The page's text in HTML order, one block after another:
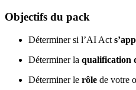
Objectifs du pack
Déterminer si l’AI Act
Déterminer la qualification
Déterminer le rôle de votre